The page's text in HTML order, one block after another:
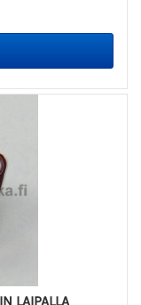
LAIPALLA